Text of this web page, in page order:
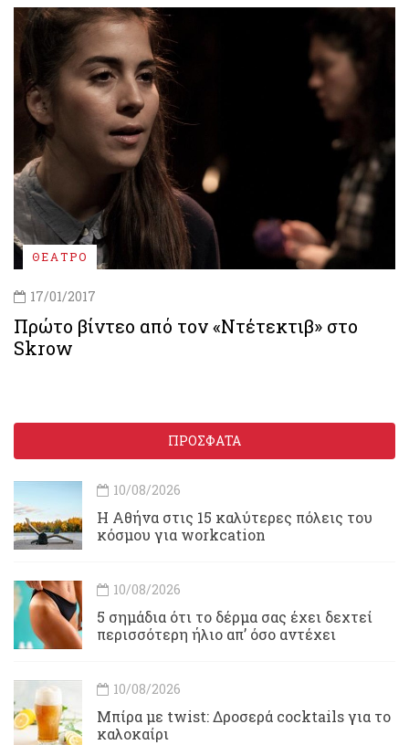
ΘΕΑΤΡΟ
17/01/2017
Πρώτο βίντεο από τον «Ντέτεκτιβ» στο
Skrow
ΠΡΟΣΦΑΤΑ
10/08/2026
Η Αθήνα στις 15 καλύτερες πόλεις του
κόσμου για workcation
10/08/2026
5 σημάδια ότι το δέρμα σας έχει δεχτεί
περισσότερη ήλιο απ’ όσο αντέχει
10/08/2026
Μπίρα με twist: Δροσερά cocktails για το
καλοκαίρι